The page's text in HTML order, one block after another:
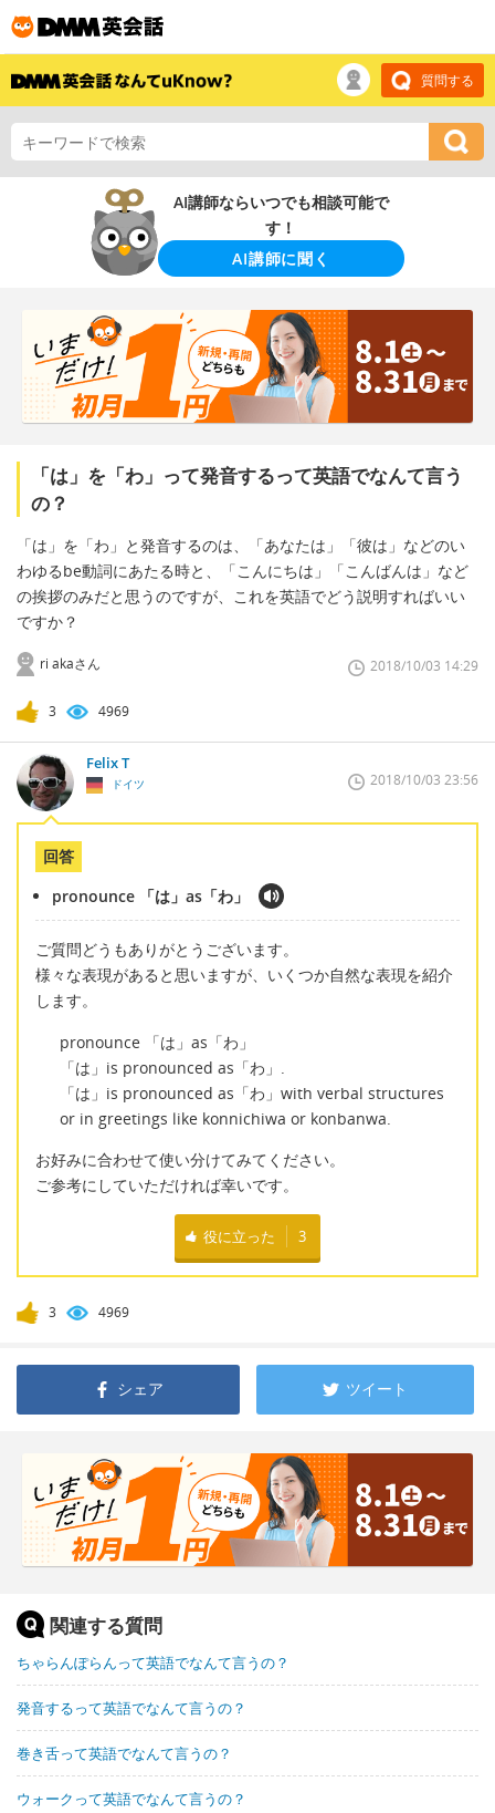
質問する
AI講師ならいつでも相談可能で
す！
AI講師に聞く
「は」を「わ」って発音するって英語でなんて言う
の？
「は」を「わ」と発音するのは、「あなたは」「彼は」などのい
わゆるbe動詞にあたる時と、「こんにちは」「こんばんは」など
の挨拶のみだと思うのですが、これを英語でどう説明すればいい
ですか？
ri akaさん 2018/10/03 14:29
3 4969
Felix T
ドイツ 2018/10/03 23:56
回答
pronounce 「は」as「わ」
ご質問どうもありがとうございます。
様々な表現があると思いますが、いくつか自然な表現を紹介
します。
pronounce 「は」as「わ」
「は」is pronounced as「わ」.
「は」is pronounced as「わ」with verbal structures
or in greetings like konnichiwa or konbanwa.
お好みに合わせて使い分けてみてください。
ご参考にしていただければ幸いです。
役に立った 3
3 4969
シェア ツイート
関連する質問
ちゃらんぽらんって英語でなんて言うの？
発音するって英語でなんて言うの？
巻き舌って英語でなんて言うの？
ウォークって英語でなんて言うの？